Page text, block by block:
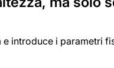
introduce i parametri